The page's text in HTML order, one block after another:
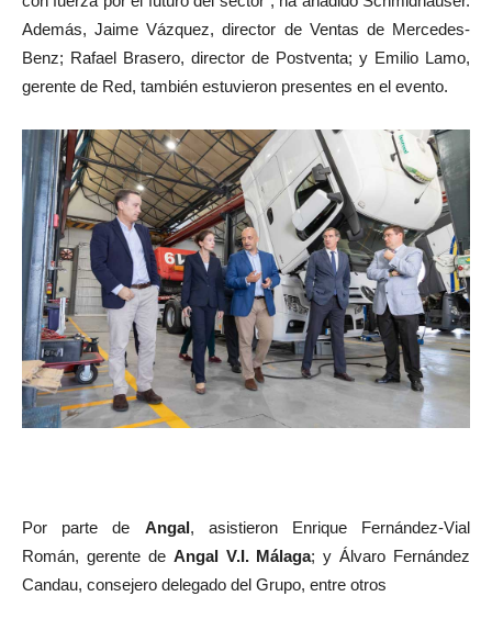
Además, Jaime Vázquez, director de Ventas de Mercedes-
Benz; Rafael Brasero, director de Postventa; y Emilio Lamo,
gerente de Red, también estuvieron presentes en el evento.
Por parte de Angal, asistieron Enrique Fernández-Vial
Román, gerente de Angal V.I. Málaga; y Álvaro Fernández
Candau, consejero delegado del Grupo, entre otros